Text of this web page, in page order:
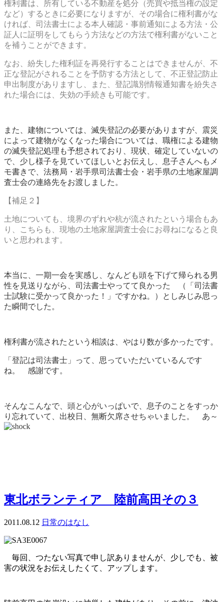
権利書は、所有している不動産を処分（売買や抵当権の設定
など）するときに必要になりますが、その場合に権利書がな
ければ、 司法書士による本人確認・事前通知による方法・公
証人に証明をしてもらう方法などの方法で権利書がないこと
を補うことができます。
なお、紛失した権利証を再発行することはできませんが、不
正な登記がされることを予防する方法として、不正登記防止
申出制度がありますし、また、登記識別情報通知書を紛失さ
れた場合には、失効の手続きも可能です。
また、建物については、滅失登記の必要がありますが、震災
によって建物がなくなった場合については、職権による建物
の滅失登記処理も予想されており、現状、確定していないの
で、少し様子を見ていてほしいとお伝えし、息子さんへもメ
モ書きで、法務局・岩手県司法書士会・岩手県の土地家屋調
査士会の連絡先をお渡しました。
【補足２】
土地についても、境界のずれや杭が流されたという場合もあ
り、こちらも、現地の土地家屋調査士会にお尋ねになると良
いと思われます。
本当に、一期一会を実感し、なんども頭を下げて帰られる男
性を見送りながら、司法書士やってて良かった （「司法書
士試験に受かって良かった！」ですかね。）としみじみ思っ
た瞬間でした。
権利書が流されたという相談は、やはり数が多かったです。
「登記は司法書士」って、思っていただいているんです
ね。 感謝です。
そんなこんなで、頭と心がいっぱいで、息子のことをすっか
り忘れていて、出校日、無断欠席させちゃいました。 あ～
東北ボランティア 陸前高田その３
2011.08.12 日常のはなし
毎回、つたない写真で申し訳ありませんが、少しでも、被
害の状況をお伝えしたくて、アップします。